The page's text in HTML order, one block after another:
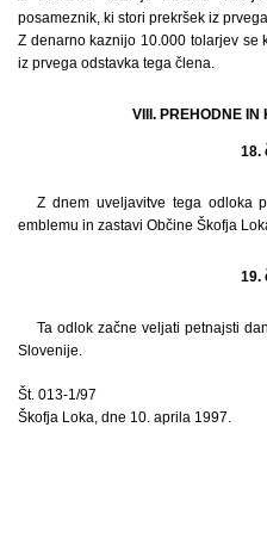
posameznik, ki stori prekršek iz
Z denarno kaznijo 10.000 tolarjev se
iz prvega odstavka tega člena.
VIII. PREHODNE
18.
Z dnem uveljavitve tega odloka
emblemu in zastavi Občine Škofja
19.
Ta odlok začne veljati petnajsti
Slovenije.
Št. 013-1/97
Škofja Loka, dne 10. aprila 1997.